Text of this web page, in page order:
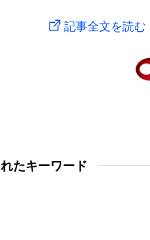
記事全文を読む
たキーワード